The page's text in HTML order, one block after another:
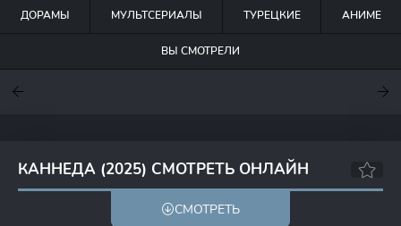
ДОРАМЫ МУЛЬТСЕРИАЛЫ ТУРЕЦКИЕ АНИМЕ
ВЫ СМОТРЕЛИ
КАННЕДА (2025) СМОТРЕТЬ ОНЛАЙН
7.7
СМОТРЕТЬ